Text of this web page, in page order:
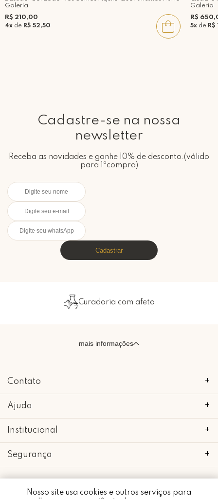
Nosso site usa cookies e outros serviços para
Galeria
R$ 210,00
4x de R$ 52,50
Galeria
R$
5xde R$
Cadastre-se na nossa
newsletter
Receba as novidades e ganhe 10% de desconto.(válido
para 1ªcompra)
Cadastrar
Curadoria com afeto
Whatsapp
mais informações
Contato +
Ajuda +
Institucional +
Segurança +